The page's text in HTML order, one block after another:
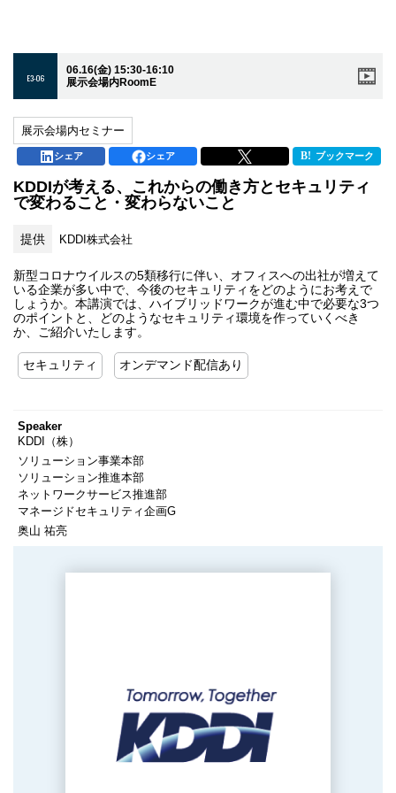
E3-06
06.16(金) 15:30-16:10
展示会場内RoomE
展示会場内セミナー
シェア シェア ブックマーク
KDDIが考える、これからの働き方とセキュリティ
で変わること・変わらないこと
提供 KDDI株式会社
新型コロナウイルスの5類移行に伴い、オフィスへの出社が増えて
いる企業が多い中で、今後のセキュリティをどのようにお考えで
しょうか。本講演では、ハイブリッドワークが進む中で必要な3つ
のポイントと、どのようなセキュリティ環境を作っていくべき
か、ご紹介いたします。
セキュリティ オンデマンド配信あり
Speaker
KDDI（株）
ソリューション事業本部
ソリューション推進本部
ネットワークサービス推進部
マネージドセキュリティ企画G
奥山 祐亮